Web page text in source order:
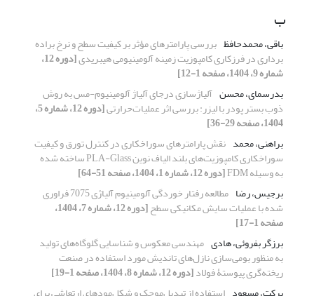
ب
باقی، محمدحافظ بررسی پارامترهای مؤثر بر کیفیت سطح و نرخ براده
برداری در فرزکاری کامپوزیت زمینه آلومینیومی هیبریدی [دوره 12،
شماره 9، 1404، صفحه 1-12]
بدرسمای، محسن آلیاژسازی درجای آلیاژ آلومینیوم-مس به روش
ذوب بستر پودر با لیزر: بررسی اثر عملیات‌حرارتی [دوره 12، شماره 5،
1404، صفحه 29-36]
براهنی، محمد نقش پارامترهای سوراخکاری در کنترل تورق و کیفیت
سوراخکاری کامپوزیت‌های بلند الیاف نوین PLA-Glass ساخته شده
به وسیله FDM
[دوره 12، شماره 1، 1404، صفحه 51-64]
برجیس، رضا
مطالعه رفتار خوردگی آلومینیوم آلیاژی 7075 فراوری
شده با عملیات سایش مکانیکی سطح [دوره 12، شماره 7، 1404،
صفحه 1-17]
برزگر بفروئی، هادی مهندسی معکوس و شناسایی گلوگاه‌های تولید
به منظور بومی‌سازی نازل‌های تاندیش مورد استفاده در صنعت
ریخته‌گری پیوستۀ فولاد[دوره 12، شماره 8، 1404، صفحه 1-19]